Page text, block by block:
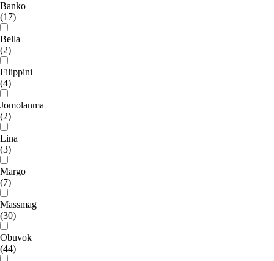
Banko
(17)
Bella
(2)
Filippini
(4)
Jomolanma
(2)
Lina
(3)
Margo
(7)
Massmag
(30)
Obuvok
(44)